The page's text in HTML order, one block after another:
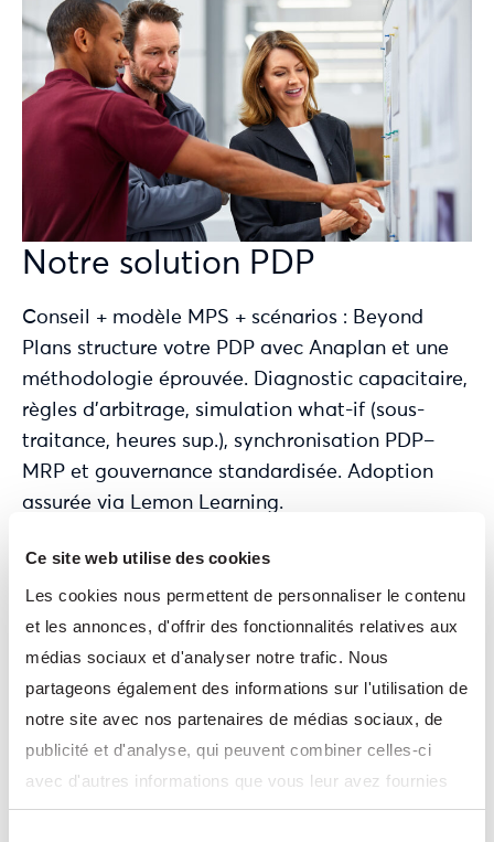
Ce site web utilise des cookies
Les cookies nous permettent de personnaliser le contenu
et les annonces, d'offrir des fonctionnalités relatives aux
médias sociaux et d'analyser notre trafic. Nous
partageons également des informations sur l'utilisation de
notre site avec nos partenaires de médias sociaux, de
publicité et d'analyse, qui peuvent combiner celles-ci
avec d'autres informations que vous leur avez fournies
ou qu'ils ont collectées lors de votre utilisation de leurs
Notre solution PDP
Conseil + modèle MPS + scénarios : Beyond
Plans structure votre PDP avec Anaplan et une
méthodologie éprouvée. Diagnostic capacitaire,
règles d’arbitrage, simulation what-if (sous-
traitance, heures sup.), synchronisation PDP–
MRP et gouvernance standardisée. Adoption
assurée via Lemon Learning.